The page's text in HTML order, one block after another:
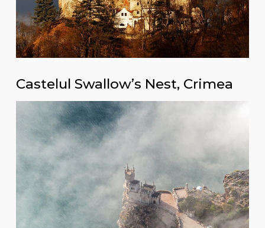
Castelul Swallow’s Nest, Crimea